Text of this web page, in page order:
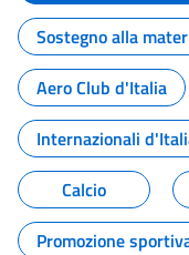
Sostegno alla
Aero Club d'Italia
Internazionali
Calcio
Promozione